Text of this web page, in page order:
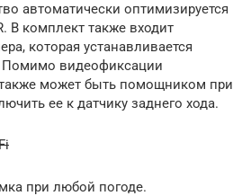
автоматически оптимизируется
В комплект также входит
которая устанавливается
Помимо видеофиксации
может быть помощником при
ее к датчику заднего хода.
при любой погоде.